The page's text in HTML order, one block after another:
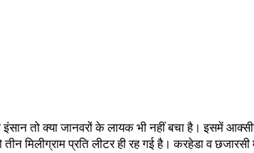
तो क्या जानवरों के लायक भी नहीं बचा है। इसमें
मिलीग्राम प्रति लीटर ही रह गई है। करहेडा व